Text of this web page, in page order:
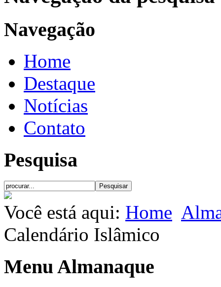
Navegação
Home
Destaque
Notícias
Contato
Pesquisa
Você está aqui: Home
Calendário Islâmico
Menu Almanaque